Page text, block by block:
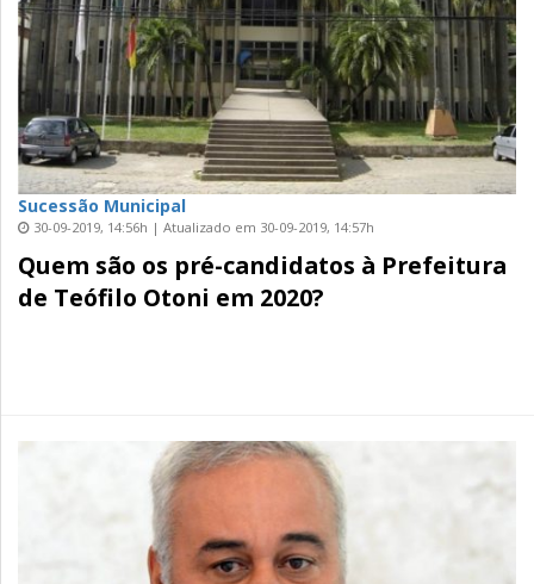
Sucessão Municipal
30-09-2019, 14:56h | Atualizado em 30-09-2019, 14:57h
Quem são os pré-candidatos à Prefeitura
de Teófilo Otoni em 2020?